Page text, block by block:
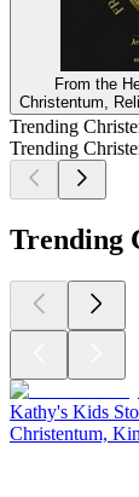
From the
Christentum,
Trending
Trending
Trending
Kathy's Kids
Christentum,